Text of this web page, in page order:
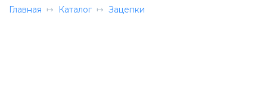
Главная Каталог Зацепки